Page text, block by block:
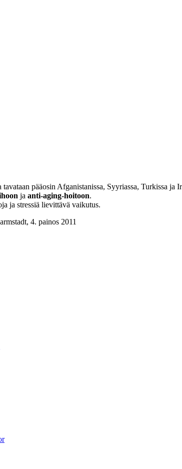
pääosin Afganistanissa, Syyriassa, Turkissa ja
ja anti-aging-hoitoon.
ja stressiä lievittävä vaikutus.
4. painos 2011